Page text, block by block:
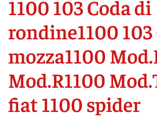
1100 103 Coda di
rondine1100 103
mozza1100
Mod.R1100
fiat 1100 spider